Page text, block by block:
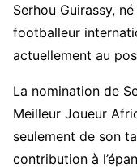
Serhou Guirassy,
footballeur
actuellement au
La nomination de
Meilleur Joueur
seulement de son
contribution à